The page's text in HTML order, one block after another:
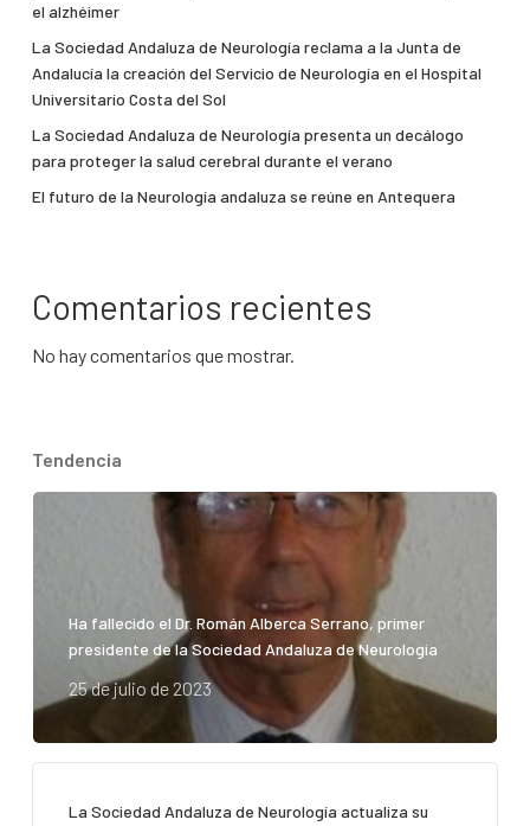
el alzhéimer
La Sociedad Andaluza de Neurología reclama a la Junta de
Andalucía la creación del Servicio de Neurología en el Hospital
Universitario Costa del Sol
La Sociedad Andaluza de Neurología presenta un decálogo
para proteger la salud cerebral durante el verano
El futuro de la Neurología andaluza se reúne en Antequera
Comentarios recientes
No hay comentarios que mostrar.
Tendencia
Ha fallecido el Dr. Román Alberca Serrano, primer
presidente de la Sociedad Andaluza de Neurología
25 de julio de 2023
La Sociedad Andaluza de Neurología actualiza su